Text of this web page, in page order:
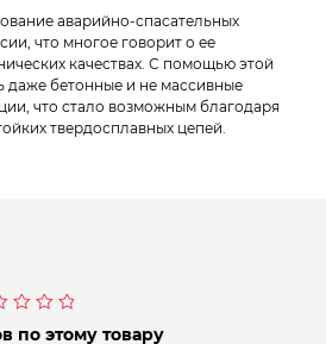
аварийно-спасательных
что многое говорит о ее
качествах. С помощью этой
бетонные и не массивные
что стало возможным благодаря
твердосплавных цепей.
по этому товару